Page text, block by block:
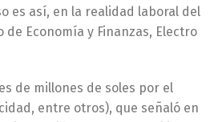
es así, en la realidad laboral del
Economía y Finanzas, Electro
de millones de soles por el
entre otros), que señaló en